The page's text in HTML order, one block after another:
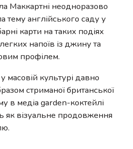
Маккартні неодноразово
тему англійського саду у
карти на таких подіях
напоїв із джину та
профілем.
масовій культурі давно
стриманої британської
в медіа garden-коктейлі
як візуальне продовження